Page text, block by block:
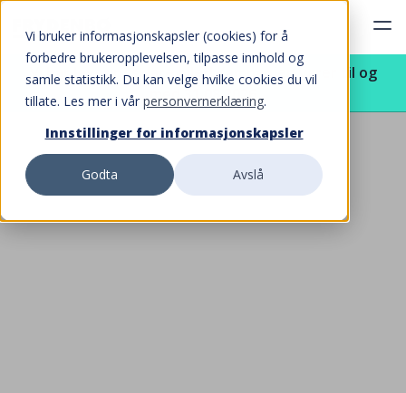
Vi bruker informasjonskapsler (cookies) for å
forbedre brukeropplevelsen, tilpasse innhold og
samle statistikk. Du kan velge hvilke cookies du vil
tillate. Les mer i vår personvernerklæring.
Innstillinger for informasjonskapsler
Godta Avslå
EX30
Vi har leveringsklare biler! Kampanjen varer til og
med 31.08.2026